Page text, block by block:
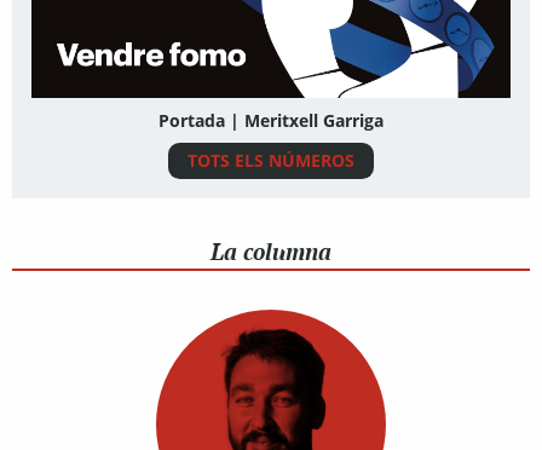
Portada | Meritxell Garriga
TOTS ELS NÚMEROS
La columna